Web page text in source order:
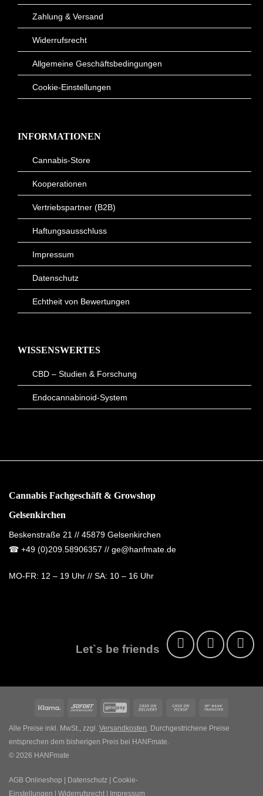
Zahlung & Versand
Widerrufsrecht
Allgemeine Geschäftsbedingungen
Cookie-Einstellungen
INFORMATIONEN
Cannabis-Store
Kooperationen
Vertriebspartner (B2B)
Haftungsausschluss
Impressum
Datenschutz
Echtheit von Bewertungen
WISSENSWERTES
CBD – Studien & Forschung
Endocannabinoid-System
Cannabis Fachgeschäft & Growshop
Gelsenkirchen
Beskenstraße 21 // 45879 Gelsenkirchen
☎ +49 (0)209.58906357 // ge@hanfmate.de
MO-FR: 12 – 19 Uhr // SA: 10 – 16 Uhr
Let`s be friends
Klarna Sofort GiroPay
Cash
Delivery
Cash
Pickup
Alle Preise inkl. MwSt., zzgl. Versandkosten. Durchgestrichene Preise
entsprechen dem bisherigen Preis bei HANFmate.
© 2026 HANFmate
AGB Onlineshop Datenschutz
Cookie-
Einstellungen
Widerrufsrecht Impressum